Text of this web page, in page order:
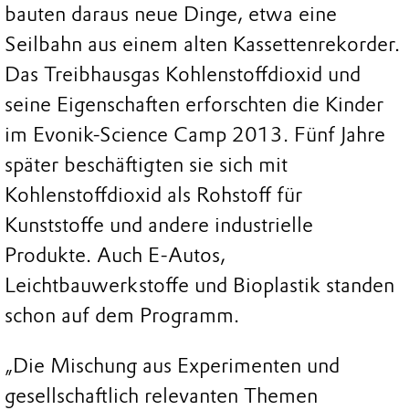
bauten daraus neue Dinge, etwa eine
Seilbahn aus einem alten Kassettenrekorder.
Das Treibhausgas Kohlenstoffdioxid und
seine Eigenschaften erforschten die Kinder
im Evonik-Science Camp 2013. Fünf Jahre
später beschäftigten sie sich mit
Kohlenstoffdioxid als Rohstoff für
Kunststoffe und andere industrielle
Produkte. Auch E-Autos,
Leichtbauwerkstoffe und Bioplastik standen
schon auf dem Programm.
„Die Mischung aus Experimenten und
gesellschaftlich relevanten Themen